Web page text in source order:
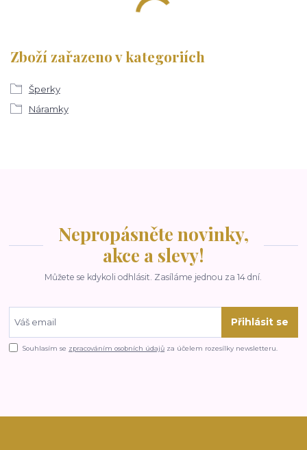
Zboží zařazeno v kategoriích
Šperky
Náramky
Nepropásněte novinky,
akce a slevy!
Můžete se kdykoli odhlásit. Zasíláme jednou za 14 dní.
Přihlásit se
Souhlasím se zpracováním osobních údajů za účelem rozesílky newsletteru.